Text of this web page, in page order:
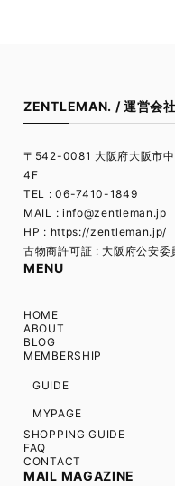
ZENTLEMAN. / 運営会
〒542-0081 大阪府大阪市
4F
TEL : 06-7410-1849
MAIL : info@zentleman.jp
HP : https://zentleman.jp/
古物商許可証 : 大阪府公安
MENU
HOME
ABOUT
BLOG
MEMBERSHIP
GUIDE
MYPAGE
SHOPPING GUIDE
FAQ
CONTACT
MAIL MAGAZINE